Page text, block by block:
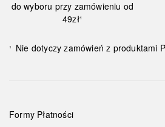
do wyboru przy zamówieniu od
49zł¹
¹ Nie dotyczy zamówień z produktami
Formy Płatności